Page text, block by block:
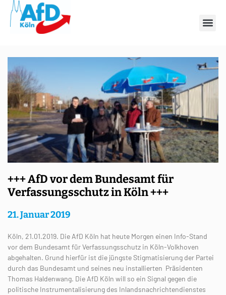
Schlagwort: Türkei
+++ AfD vor dem Bundesamt für
Verfassungsschutz in Köln +++
21. Januar 2019
Köln, 21.01.2019. Die AfD Köln hat heute Morgen einen Info-Stand
vor dem Bundesamt für Verfassungsschutz in Köln-Volkhoven
abgehalten. Grund hierfür ist die jüngste Stigmatisierung der Partei
durch das Bundesamt und seines neu installierten Präsidenten
Thomas Haldenwang. Die AfD Köln will so ein Signal gegen die
politische Instrumentalisierung des Inlandsnachrichtendienstes